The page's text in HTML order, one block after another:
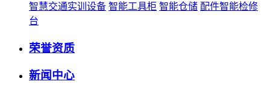
智慧交通实训设备 智能工具柜 智能仓储 配件智能检修
台
荣誉资质
新闻中心